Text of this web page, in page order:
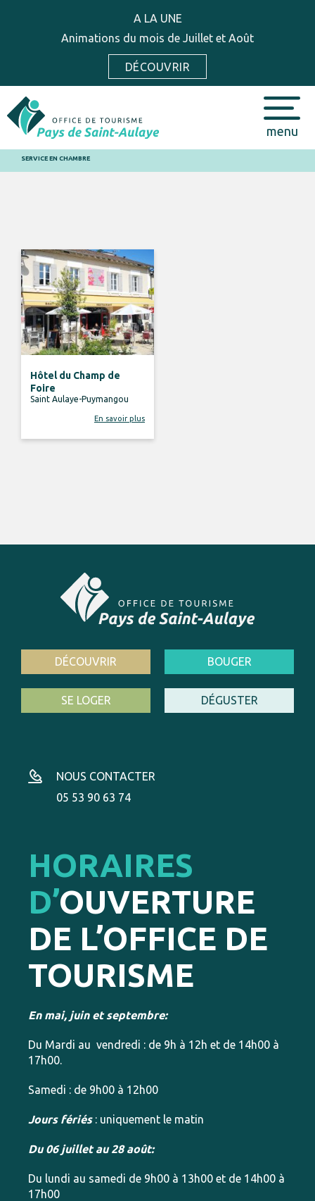
A LA UNE
Animations du mois de Juillet et Août
DÉCOUVRIR
menu
SERVICE EN CHAMBRE
Hôtel du Champ de
Foire
Saint Aulaye-Puymangou
En savoir plus
DÉCOUVRIR BOUGER
SE LOGER DÉGUSTER
NOUS CONTACTER
05 53 90 63 74
HORAIRES
D’OUVERTURE
DE L’OFFICE DE
TOURISME
En mai, juin et septembre:
Du Mardi au vendredi : de 9h à 12h et de 14h00 à
17h00.
Samedi : de 9h00 à 12h00
Jours fériés: uniquement le matin
Du 06 juillet au 28 août:
Du lundi au samedi de 9h00 à 13h00 et de 14h00 à
17h00